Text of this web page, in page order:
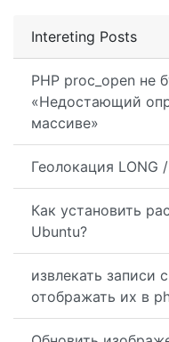
Intereting Posts
PHP proc_open не
«Недостающий
массиве»
Геолокация LONG
Как установить
Ubuntu?
извлекать
отображать их в